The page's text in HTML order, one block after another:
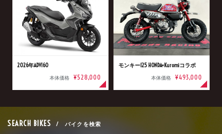
2026年ADV160
本体価格 ¥528,000
モンキー125 HONDA×Kuromiコラボ
本体価格 ¥493,000
SEARCH BIKES / バイクを検索